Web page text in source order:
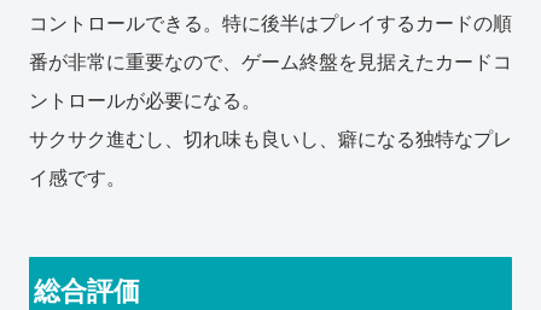
コントロールできる。特に後半はプレイするカードの順
番が非常に重要なので、ゲーム終盤を見据えたカードコ
ントロールが必要になる。
サクサク進むし、切れ味も良いし、癖になる独特なプレ
イ感です。
総合評価